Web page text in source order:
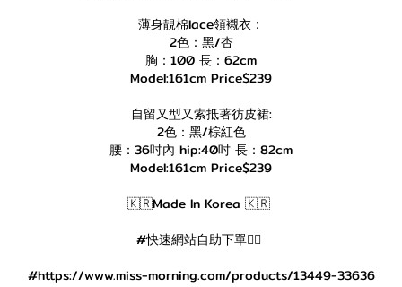
薄身靚棉lace領襯衣：
2色：黑/杏
胸：100 長：62cm
Model:161cm Price$239
自留又型又索抵著彷皮裙:
2色：黑/棕紅色
腰：36吋內 hip:40吋 長：82cm
Model:161cm Price$239
🇰🇷Made In Korea 🇰🇷
#快速網站自助下單👇🏻
#https://www.miss-morning.com/products/13449-33636